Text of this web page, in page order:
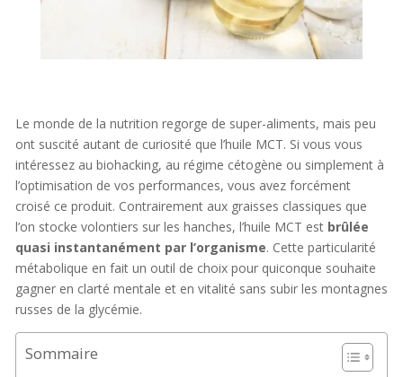
Le monde de la nutrition regorge de super-aliments, mais peu
ont suscité autant de curiosité que l’huile MCT. Si vous vous
intéressez au biohacking, au régime cétogène ou simplement à
l’optimisation de vos performances, vous avez forcément
croisé ce produit. Contrairement aux graisses classiques que
l’on stocke volontiers sur les hanches, l’huile MCT est brûlée
quasi instantanément par l’organisme. Cette particularité
métabolique en fait un outil de choix pour quiconque souhaite
gagner en clarté mentale et en vitalité sans subir les montagnes
russes de la glycémie.
Sommaire